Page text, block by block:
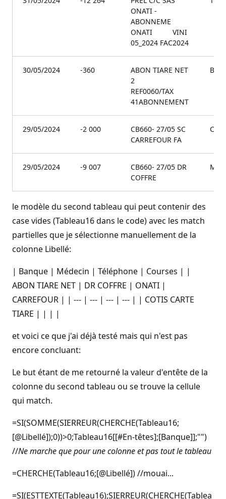
ONATI -
ABONNEME
ONATI VINI
05_2024 FAC2024
30/05/2024 -360
ABON TIARE NET
2
REF0060/TAX
41ABONNEMENT
29/05/2024 -2 000
CB660- 27/05 SC
CARREFOUR FA
29/05/2024 -9 007
CB660- 27/05 DR
COFFRE
le modèle du second tableau qui peut contenir des
case vides (Tableau16 dans le code) avec les match
partielles que je sélectionne manuellement de la
colonne Libellé:
| Banque | Médecin | Téléphone | Courses | |
ABON TIARE NET | DR COFFRE | ONATI |
CARREFOUR | | --- | --- | --- | --- | | COTIS CARTE
TIARE | | | |
et voici ce que j'ai déjà testé mais qui n'est pas
encore concluant:
Le but étant de me retourné la valeur d'entête de la
colonne du second tableau ou se trouve la cellule
qui match.
=SI(SOMME(SIERREUR(CHERCHE(Tableau16;
[@Libellé]);0))>0;Tableau16[[#En-têtes];[Banque]];"")
//Ne marche que pour une colonne et pas tout le tableau
=CHERCHE(Tableau16;[@Libellé]) //mouai...
=SI(ESTTEXTE(Tableau16);SIERREUR(CHERCHE(Tablea